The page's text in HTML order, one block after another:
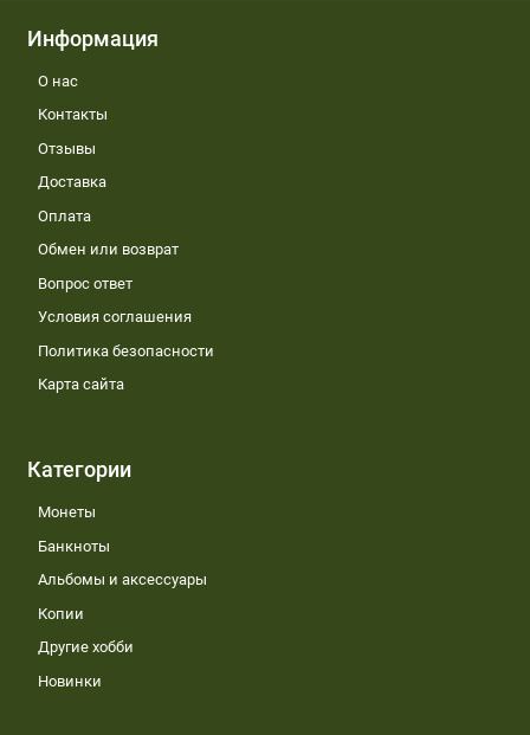
Информация
О нас
Контакты
Отзывы
Доставка
Оплата
Обмен или возврат
Вопрос ответ
Условия соглашения
Политика безопасности
Карта сайта
Категории
Монеты
Банкноты
Альбомы и аксессуары
Копии
Другие хобби
Новинки